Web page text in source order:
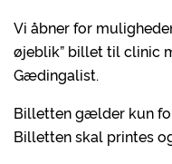
Vi åbner for
øjeblik” billet til clinic
Gædingalist.
Billetten gælder kun
Billetten skal printes